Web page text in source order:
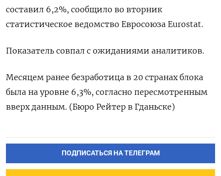
составил 6,2%, сообщило во вторник
статистическое ведомство Евросоюза Eurostat.
Показатель совпал с ожиданиями аналитиков.
Месяцем ранее безработица в 20 странах блока
была на уровне 6,3%, согласно пересмотренным
вверх данным. (Бюро Рейтер в Гданьске)
ПОДПИСАТЬСЯ НА ТЕЛЕГРАМ